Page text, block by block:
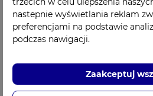
opakowanie jednostkowe 100 sztuk
DANE TECHNICZNE:
nastepnie wyświetlania reklam
preferencjami na podstawie
podczas nawigacji.
Zaakceptuj